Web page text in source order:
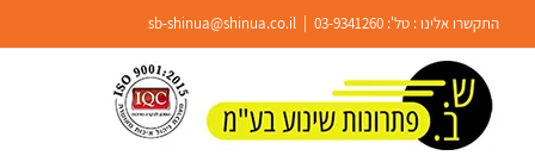
פתח סרגל נגישות
content
התקשרו אלינו : טל': 03-9341260
sb-shinua@shinua.co.il